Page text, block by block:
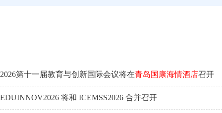
2026第十一届教育与创新国际会议将在青岛国康海情酒店召开
EDUINNOV2026 将和 ICEMSS2026 合并召开